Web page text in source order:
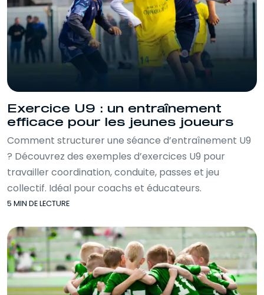
Exercice U9 : un entraînement
efficace pour les jeunes joueurs
Comment structurer une séance d’entraînement U9
? Découvrez des exemples d’exercices U9 pour
travailler coordination, conduite, passes et jeu
collectif. Idéal pour coachs et éducateurs.
5 MIN DE LECTURE